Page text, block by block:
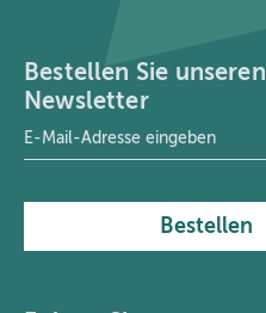
Bestellen Sie unseren
Newsletter
E-Mail-Adresse
Bestellen